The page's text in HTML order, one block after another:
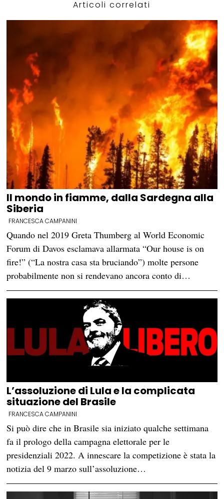
Articoli correlati
Il mondo in fiamme, dalla Sardegna alla
Siberia
FRANCESCA CAMPANINI
Quando nel 2019 Greta Thumberg al World Economic
Forum di Davos esclamava allarmata “Our house is on
fire!” (“La nostra casa sta bruciando”) molte persone
probabilmente non si rendevano ancora conto di…
L’assoluzione di Lula e la complicata
situazione del Brasile
FRANCESCA CAMPANINI
Si può dire che in Brasile sia iniziato qualche settimana
fa il prologo della campagna elettorale per le
presidenziali 2022. A innescare la competizione è stata la
notizia del 9 marzo sull’assoluzione…